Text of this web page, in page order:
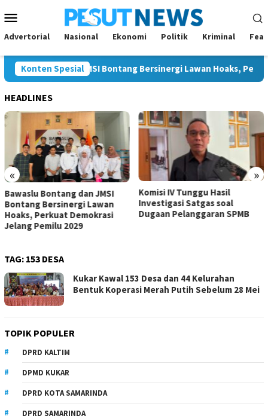
ke
kontenMobile
Advertorial Nasional Ekonomi Politik Kriminal
Konten Spesial
Bontang dan JMSI Bontang Bersinergi Lawan Hoaks, Perkuat
HEADLINES
« »
dan JMSI
Lawan
Demokrasi
2029
Komisi IV Tunggu Hasil
Investigasi Satgas soal
Dugaan Pelanggaran SPMB
Komisi I
Kurangi
Perluas
TAG: 153 DESA
Kukar Kawal 153 Desa dan 44 Kelurahan
Bentuk Koperasi Merah Putih Sebelum 28 Mei
TOPIK POPULER
DPRD KALTIM
DPMD KUKAR
DPRD KOTA SAMARINDA
DPRD SAMARINDA